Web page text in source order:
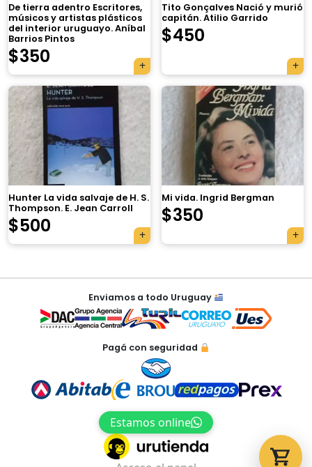
De tierra adentro Escritores,
músicos y artistas plásticos
del interior uruguayo. Aníbal
Barrios Pintos
$350
Tito Gonçalves Nació y murió
capitán. Atilio Garrido
$450
Hunter La vida salvaje de H. S.
Thompson. E. Jean Carroll
$500
Mi vida. Ingrid Bergman
$350
Navegación
entradas
Enviamos a todo Uruguay
Pagá con seguridad
Estamos online
×
Tu carrito está vacío.
automáticamente.